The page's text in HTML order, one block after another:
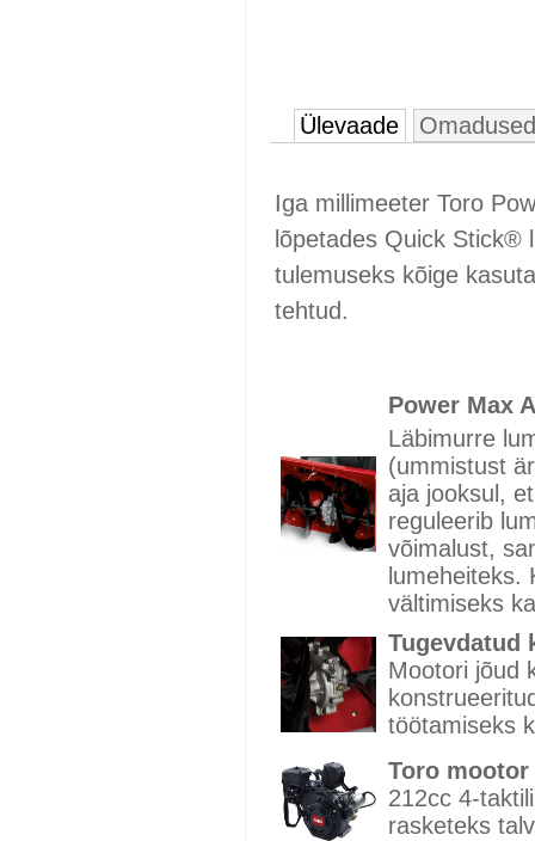
Ülevaade
Iga millimeeter Toro
lõpetades Quick Stick®
tulemuseks kõige
tehtud.
Power Max
Läbimurre
(ummistust
aja jooksul,
reguleerib
võimalust,
lumeheiteks.
vältimiseks
Tugevdatud
Mootori jõud
töötamiseks
Toro mootor
212cc 4-
rasketeks